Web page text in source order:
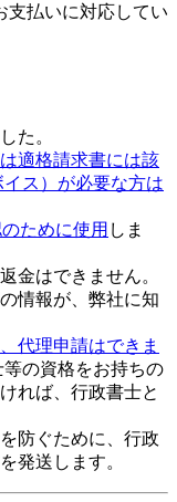
支払いに対応してい
た。
適格請求書には該
ス）が必要な方は
ために使用 しま
金はできません。
情報が、弊社に知
代理申請はできま
の資格をお持ちの
れば、行政書士と
防ぐために、行政
発送します。